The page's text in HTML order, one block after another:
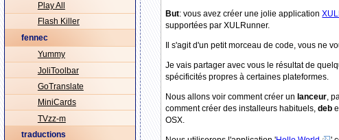
But: vous avez créer une jolie application
supportées par XULRunner.
Il s'agit d'un petit morceau de code, vous ne
Je vais partager avec vous le résultat de
spécificités propres à certaines plateformes.
Nous allons voir comment créer unlanceur ,
comment créer des installeurs habituels,deb
OSX.
Play All
Flash Killer
fennec
Yummy
JoliToolbar
GoTranslate
MiniCards
TVzz-m
traductions